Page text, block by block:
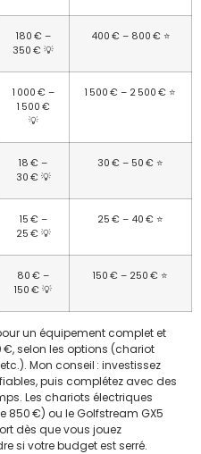
180 € –
350 € 💡
400 € – 800 € ⭐
1 000 € –
1 500 €
💡
1 500 € – 2 500 € ⭐
18 € –
30 € 💡
30 € – 50 € ⭐
15 € –
25 € 💡
25 € – 40 € ⭐
80 € –
150 € 💡
150 € – 250 € ⭐
un équipement complet et
€, selon les options (chariot
Mon conseil : investissez
puis complétez avec des
Les chariots électriques
850 €) ou le Golfstream GX5
dès que vous jouez
si votre budget est serré.